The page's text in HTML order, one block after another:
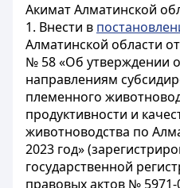
Акимат Алматинской
1. Внести в
Алматинской области
№ 58 «Об утверждении
направлениям
племенного
продуктивности и
животноводства по
2023 год»
государственной
правовых актов №